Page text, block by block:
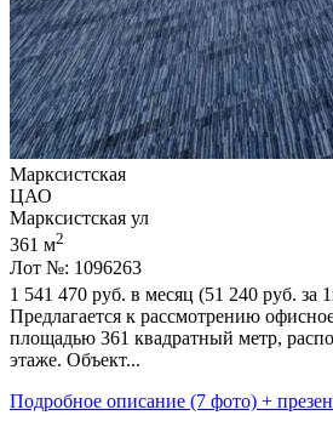
Марксистская
ЦАО
Марксистская ул
361 м2
Лот №: 1096263
1 541 470 руб. в месяц (51 240 руб. за
Предлагается к рассмотрению
площадью 361 квадратный метр,­
этаже. Объект...
Подробное описание (7 фото) +